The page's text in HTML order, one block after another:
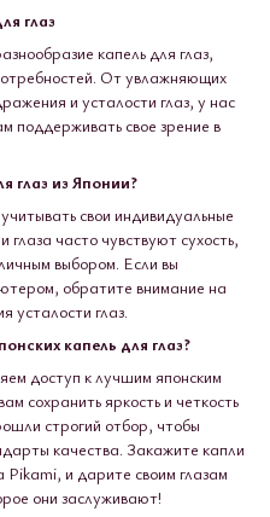
глаз
капель для глаз,
От увлажняющих
и усталости глаз, у нас
поддерживать свое зрение в
глаз из Японии?
свои индивидуальные
часто чувствуют сухость,
выбором. Если вы
обратите внимание на
усталости глаз.
капель для глаз?
доступ к лучшим японским
сохранить яркость и четкость
строгий отбор, чтобы
качества. Закажите капли
Pikami, и дарите своим глазам
они заслуживают!